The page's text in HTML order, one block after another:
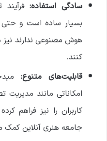
سادگی استفاده:فرآیند
بسیار ساده است و حتی
هوش مصنوعی ندارند نیز
کنند.
قابلیت‌های متنوع:
امکاناتی مانند مدیریت
کاربران را نیز فراهم
جامعه هنری آنلاین کمک